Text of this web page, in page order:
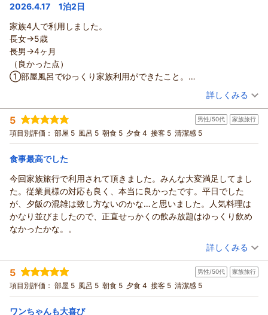
たことは、私共スタッフにとって大きな励みとなります。
またのお越しを、スタッフ一同心よりお待ち申し上げておりま
す。
私たち夫婦が泊まった部屋は基準室。広くて清潔で申し分ありま
せんでした。ただ、アメニティの中に体を洗うボディタオルがあ
りません。フロントにも確認しましたが、もともと無いとの返答
でしたので部屋風呂がある以上ごっしごし体を洗いたい方は事前
に用意してください。また部屋のドライヤーが小さめPanasonic
でドライ設定にしてもカチカチと緑の光を放ちながらドライとク
いsetモードにしたらカチカチ緑光しなくなり時間をかけて髪を乾
かした次第です。ちなみに部屋風呂満喫で大浴場は利用してませ
ん。
夕食は品数豊富で内容も素晴らしく補充も速やか。19時スタート
ーズでした。ホタテ焼きとフカヒレ茶碗蒸しが美味しかった。
朝食はフロント選定時刻8:40スタート、こちらも品数豊富で朝ビ
ールまで飲めて最高でした。ただ会場閉店が9:30と知らずにのん
びり食べ物を選んでしまい配膳まで15分かけてしまった。最後は
飲むように食す。もっとゆっくり食べたかった。朝ごはんの時間
は余裕を持って選んでください。
り過ごしたい方は、食事の時間帯だけ注意してください。
宿泊価格帯： 23,001～24,000円(大人一人あたり/税込)
龍宮城スパ・ホテル三日月 富士見亭からの返信
mika 様
この度は当館を初めてご利用いただき、誠にありがとうござい
ました。
貴重なご感想をお寄せいただきましたこと、重ねて御礼申し上
お食事のお時間に関しまして、ご不便をおかけし申し訳ござい
ませんでした。
頂戴したご意見を真摯に受け止め、よりお客様に寄り添ったご
案内ができるよう改善に努めてまいります。
客室のアメニティやドライヤーに関しましても、ご不便とご不
今回頂戴した貴重な改善点と温かいお言葉を励みに、どなた様
もより快適に過ごせる宿を目指してまいります。
お客様のまたのお越しを、スタッフ一同心よりお待ち申し上げ
ております。
2026.4.17 1泊2日
家族4人で利用しました。
長女→5歳
長男→4ヶ月
（良かった点）
①部屋風呂でゆっくり家族利用ができたこと。
（悪かった点）
①授乳中の妻に、カフェインレスの飲み物の種類を増やしてほし
いと言われたこと
ったこと。（初見には分かりづらい）
また機会があれば利用させていただきます。ありがとうございま
した。
（投稿日：2026/04/19）
宿泊時期： 2026年04月宿泊 (子連れ旅行)
投稿者： ボイスマジシャンさん
宿泊プラン： 【三日月スタンダード】フリーフロー＆ビュッフェ
朝・夕
宿泊価格帯： 29,001～30,000円(大人一人あたり/税込)
龍宮城スパ・ホテル三日月 富士見亭からの返信
ボイスマジシャン 様
この度はご家族でのご宿泊、誠にありがとうございました。
お部屋の半露天風呂や、花火ををお楽しみいただけたとのお言
葉、ありがとうございます。
一方で、奥様からのカフェインレス飲料の種類拡充のご要望、
並びに龍宮亭でのチェックインが分かりづらかった点につきま
しては、貴重なご意見として今後の改善に活かしてまいりま
す。
再びお会いできますことをスタッフ一同、心よりお待ちしてお
ります。
詳しくみる
5 男性/50代 家族旅行
項目別評価： 部屋 5 風呂 5 朝食 5 夕食 4 接客 5 清潔感 5
食事最高でした
今回家族旅行で利用されて頂きました。みんな大変満足してまし
た。従業員様の対応も良く、本当に良かったです。平日でした
が、夕飯の混雑は致し方ないのかな…と思いました。人気料理は
かなり並びましたので、正直せっかくの飲み放題はゆっくり飲め
なかったかな。。
（投稿日：2026/04/13）
宿泊時期： 2026年03月宿泊 (家族旅行)
投稿者： こうちゃんさん
宿泊プラン： 【じゃらんスペシャルウィーク】フリーフロー＆ビュッフェ
和洋室 朝・夕
宿泊価格帯： 28,001～29,000円(大人一人あたり/税込)
詳しくみる
5 男性/50代 家族旅行
項目別評価： 部屋 5 風呂 5 朝食 5 夕食 4 接客 5 清潔感 5
ワンちゃんも大喜び